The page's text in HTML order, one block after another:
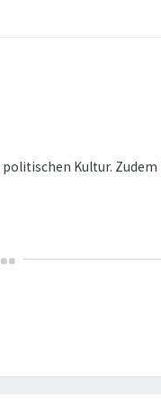
Kultur.